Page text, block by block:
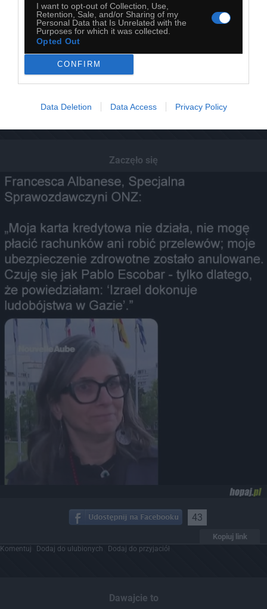
I want to opt-out of Collection, Use,
Retention, Sale, and/or Sharing of my
Personal Data that Is Unrelated with the
Purposes for which it was collected.
Opted Out
CONFIRM
Data Deletion Data Access Privacy Policy
Zaczęło się
43
Kopiuj link
Komentuj Dodaj do ulubionych Dodaj do przyjaciół
Dawajcie to